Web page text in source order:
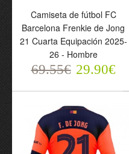
Conjunto Países Bajos
Frenkie de Jong 21
Primera Equipación
Mundial 2026 - Niño
69.55€ 29.90€
Camiseta de fútbol FC
Barcelona Frenkie de Jong
21 Cuarta Equipación 2025-
26 - Hombre
69.55€ 29.90€